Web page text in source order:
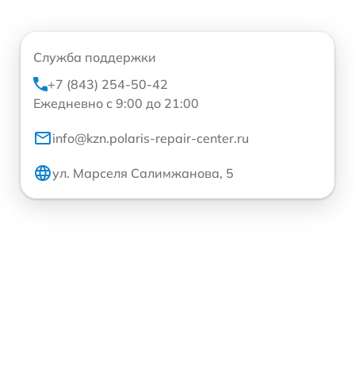
Служба поддержки
+7 (843) 254-50-42
Ежедневно с 9:00 до 21:00
info@kzn.polaris-repair-center.ru
ул. Марселя Салимжанова, 5